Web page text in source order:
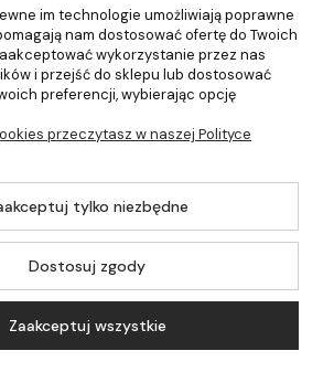
Pomoc
Moje konto
Zastrzeżone | 499.pl - najlepszy sklep z
im technologie umożliwiają poprawne
nam dostosować ofertę do Twoich
wykorzystanie przez nas
i przejść do sklepu lub dostosować
preferencji, wybierając opcję
przeczytasz w naszej Polityce
tylko niezbędne
Dostosuj zgody
Zaakceptuj wszystkie